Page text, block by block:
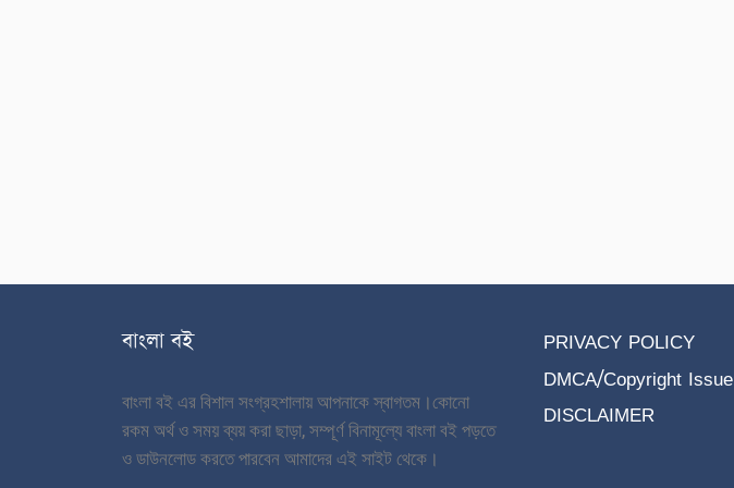
বাংলা বই
বাংলা বই এর বিশাল সংগ্রহশালায় আপনাকে স্বাগতম।কোনো
রকম অর্থ ও সময় ব্যয় করা ছাড়া, সম্পূর্ণ বিনামূল্যে বাংলা বই পড়তে
ও ডাউনলোড করতে পারবেন আমাদের এই সাইট থেকে।
PRIVACY POLICY
DMCA/Copyright Issue
DISCLAIMER